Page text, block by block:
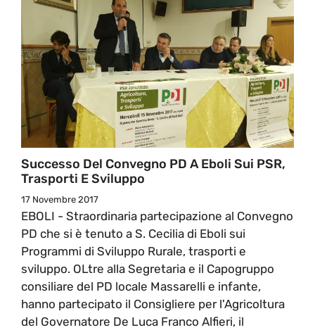
Successo Del Convegno PD A Eboli Sui PSR,
Trasporti E Sviluppo
17 Novembre 2017
EBOLI - Straordinaria partecipazione al Convegno
PD che si è tenuto a S. Cecilia di Eboli sui
Programmi di Sviluppo Rurale, trasporti e
sviluppo. OLtre alla Segretaria e il Capogruppo
consiliare del PD locale Massarelli e infante,
hanno partecipato il Consigliere per l'Agricoltura
del Governatore De Luca Franco Alfieri, il